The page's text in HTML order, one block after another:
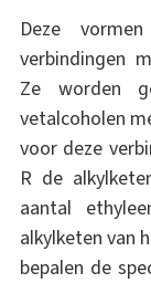
Deze
verbindingen
Ze worden
vetalcoholen
voor deze
R de
aantal
alkylketen van
bepalen de